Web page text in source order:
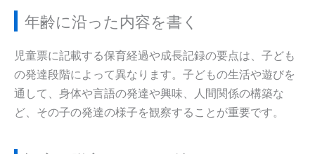
年齢に沿った内容を書く
児童票に記載する保育経過や成長記録の要点は、子ども
の発達段階によって異なります。子どもの生活や遊びを
通して、身体や言語の発達や興味、人間関係の構築な
ど、その子の発達の様子を観察することが重要です。